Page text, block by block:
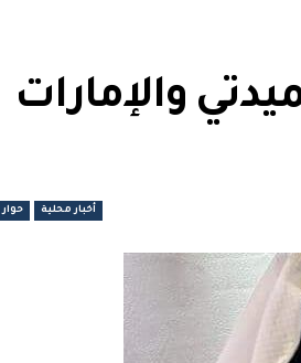
والإمارات
أخبار محلية حوار